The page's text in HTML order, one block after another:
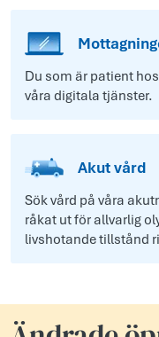
Du som är patient
våra digitala tjänster.
Akut vård
Sök vård på våra
råkat ut för allvarlig
livshotande tillstånd